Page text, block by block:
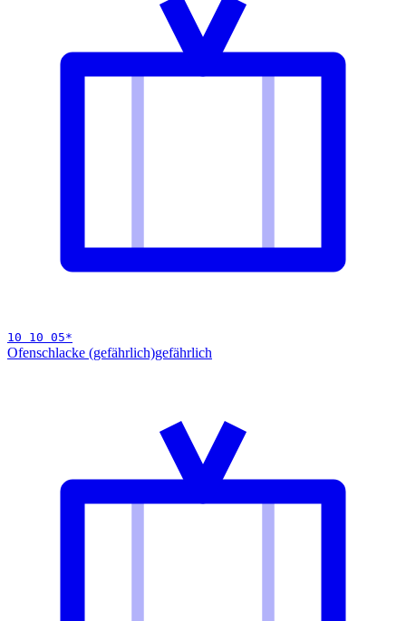
10 10 05*
Ofenschlacke (gefährlich)gefährlich